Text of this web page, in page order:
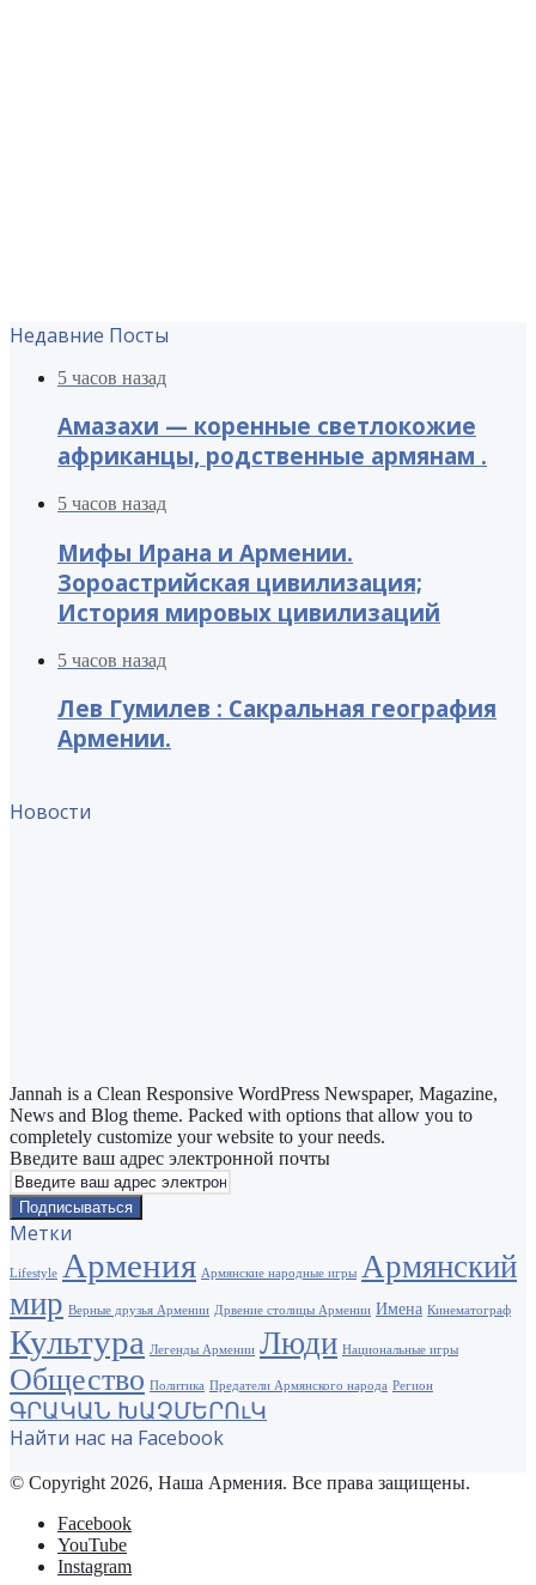
Недавние Посты
5 часов назад
Амазахи — коренные светлокожие
африканцы, родственные армянам .
5 часов назад
Мифы Ирана и Армении.
Зороастрийская цивилизация;
История мировых цивилизаций
5 часов назад
Лев Гумилев : Сакральная география
Армении.
Новости
Jannah is a Clean Responsive WordPress Newspaper, Magazine,
News and Blog theme. Packed with options that allow you to
completely customize your website to your needs.
Введите ваш адрес электронной почты
Метки
Lifestyle Армения Армянские народные игры Армянский
мир Верные друзья Армении Дрвение столицы Армении Имена Кинематограф
Культура Легенды Армении Люди Национальные игры
Общество Политика Предатели Армянского народа Регион
ԳՐԱԿԱՆ ԽԱՉՄԵՐՈւԿ
Найти нас на Facebook
© Copyright 2026, Наша Армения. Все права защищены.
Facebook
YouTube
Instagram